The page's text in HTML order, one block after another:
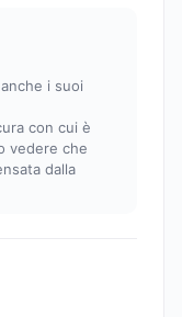
i suoi
con cui è
vedere che
dalla